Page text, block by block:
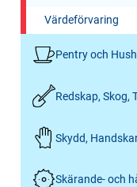
Värdeförvaring
Pentry och
Redskap, Skog,
Skydd,
Skärande- och